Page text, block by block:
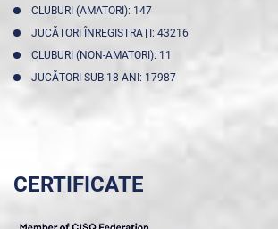
CLUBURI (AMATORI): 147
JUCĂTORI ÎNREGISTRAŢI: 43216
CLUBURI (NON-AMATORI): 11
JUCĂTORI SUB 18 ANI: 17987
CERTIFICATE